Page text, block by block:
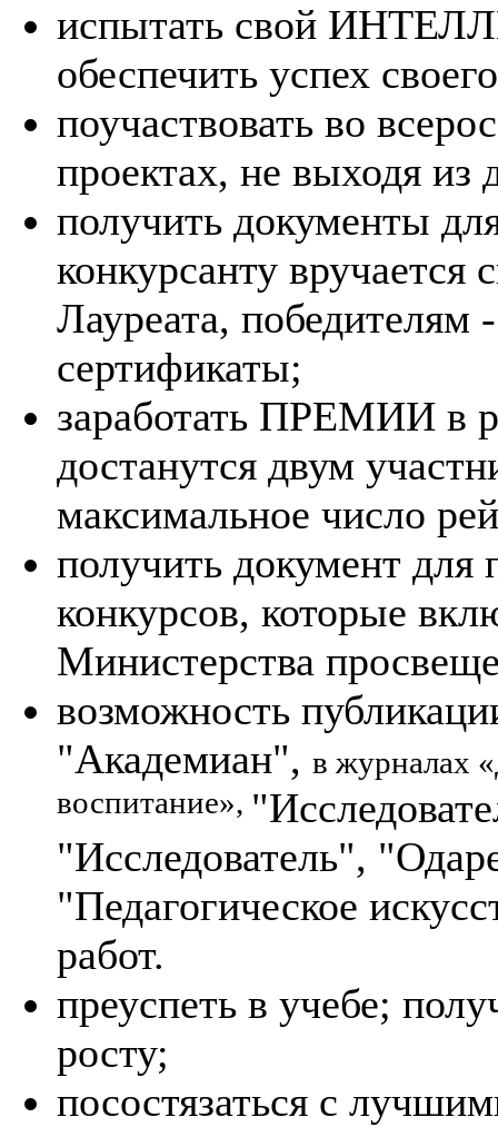
испытать свой
обеспечить успех
поучаствовать во
проектах, не выходя из
получить документы
конкурсанту вручается
Лауреата,
сертификаты;
заработать ПРЕМИИ в
достанутся двум
максимальное число
получить документ
конкурсов, которые
Министерства
возможность
"Академиан", в журналах
воспитание»,
"Исследователь",
"Педагогическое
работ.
преуспеть в учебе;
росту;
посостязаться с